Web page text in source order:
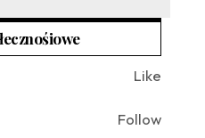
Like
Follow